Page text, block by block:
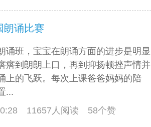
朗诵比赛
诵班，宝宝在朗诵方面的进步是明显
瘩到朗朗上口，再到抑扬顿挫声情并
上的飞跃。每次上课爸爸妈妈的陪
...
11657人阅读 58个赞